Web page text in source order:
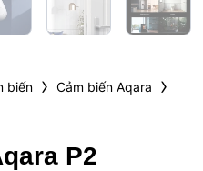
biến › Cảm biến Aqara ›
P2